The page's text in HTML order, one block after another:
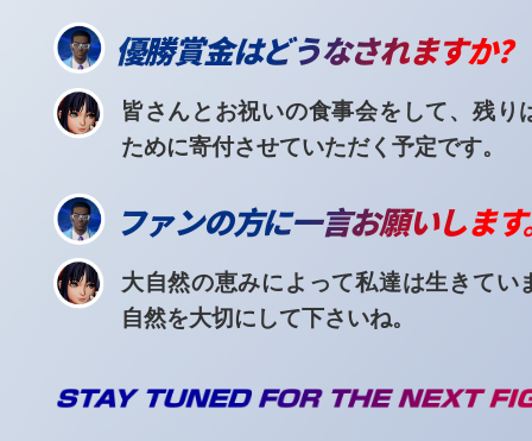
優勝賞金はどうなされますか？
皆さんとお祝いの食事会をして、残り
ために寄付させていただく予定です。
ファンの方に一言お願いします
大自然の恵みによって私達は生きてい
自然を大切にして下さいね。